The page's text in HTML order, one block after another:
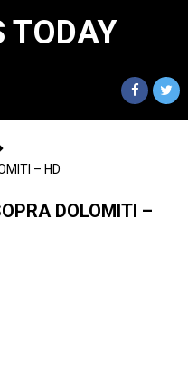
TODAY
– HD
DOLOMITI –